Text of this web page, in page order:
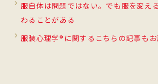
服自体は問題ではない。でも服を変え
わることがある
服装心理学®に関するこちらの記事も